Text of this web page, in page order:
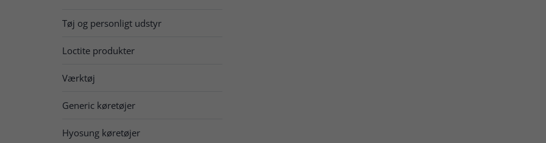
Tøj og personligt udstyr
Loctite produkter
Værktøj
Generic køretøjer
Hyosung køretøjer